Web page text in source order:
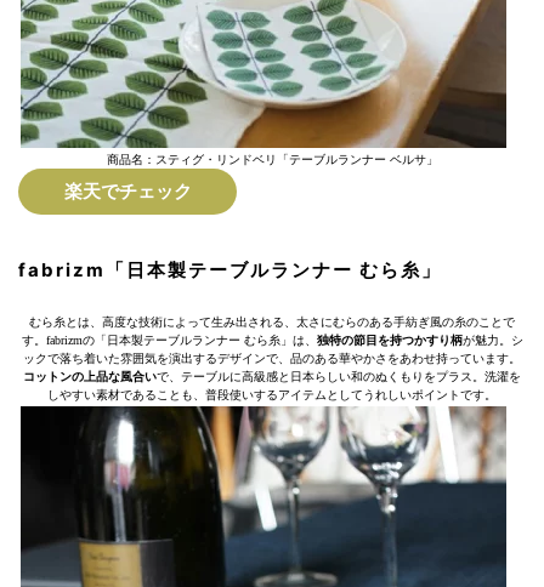
商品名：スティグ・リンドベリ「テーブルランナー ベルサ」
楽天でチェック
fabrizm「日本製テーブルランナー むら糸」
むら糸とは、高度な技術によって生み出される、太さにむらのある手紡ぎ風の糸のことで
す。fabrizmの「日本製テーブルランナー むら糸」は、 独特の節目を持つかすり柄が魅力。シ
ックで落ち着いた雰囲気を演出するデザインで、品のある華やかさをあわせ持っています。
コットンの上品な風合いで、テーブルに高級感と日本らしい和のぬくもりをプラス。洗濯を
しやすい素材であることも、普段使いするアイテムとしてうれしいポイントです。